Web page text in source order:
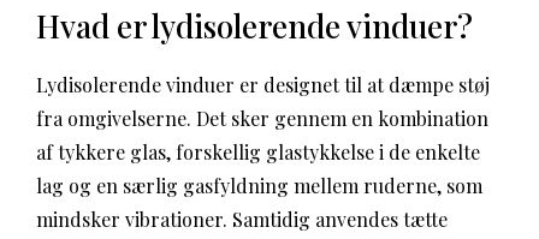
Hvad er lydisolerende vinduer?
Lydisolerende vinduer er designet til at dæmpe støj
fra omgivelserne. Det sker gennem en kombination
af tykkere glas, forskellig glastykkelse i de enkelte
lag og en særlig gasfyldning mellem ruderne, som
mindsker vibrationer. Samtidig anvendes tætte